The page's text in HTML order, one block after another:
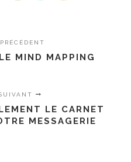
MIND MAPPING
LE CARNET
MESSAGERIE